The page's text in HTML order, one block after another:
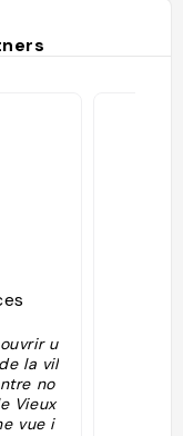
u
la vil
no
Vieux
vue i